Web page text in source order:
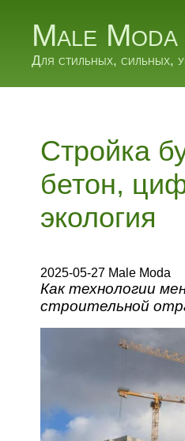
Male Moda
Для стильных, сильных,
Стройка
бетон,
экология
2025-05-27 Male Moda
Как технологии
строительной